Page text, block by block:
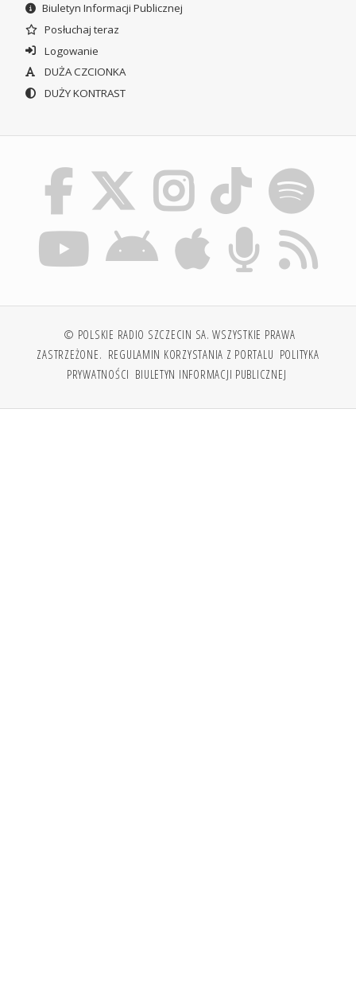
Biuletyn Informacji Publicznej
Posłuchaj teraz
Logowanie
DUŻA CZCIONKA
DUŻY KONTRAST
© POLSKIE RADIO SZCZECIN SA. WSZYSTKIE PRAWA
ZASTRZEŻONE. REGULAMIN KORZYSTANIA Z PORTALU POLITYKA
PRYWATNOŚCI BIULETYN INFORMACJI PUBLICZNEJ